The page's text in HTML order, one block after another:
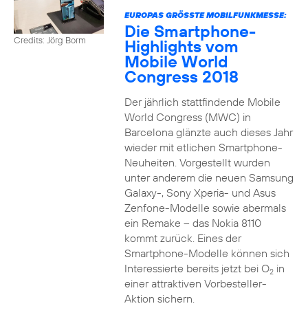
Credits: Jörg Borm
EUROPAS GRÖSSTE MOBILFUNKMESSE:
Die Smartphone-
Highlights vom
Mobile World
Congress 2018
Der jährlich stattfindende Mobile
World Congress (MWC) in
Barcelona glänzte auch dieses Jahr
wieder mit etlichen Smartphone-
Neuheiten. Vorgestellt wurden
unter anderem die neuen Samsung
Galaxy-, Sony Xperia- und Asus
Zenfone-Modelle sowie abermals
ein Remake – das Nokia 8110
kommt zurück. Eines der
Smartphone-Modelle können sich
Interessierte bereits jetzt bei O2in
einer attraktiven Vorbesteller-
Aktion sichern.